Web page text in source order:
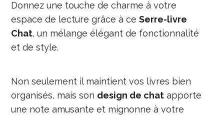
Donnez une touche de charme à votre
espace de lecture grâce à ceSerre-livre
Chat, un mélange élégant de fonctionnalité
et de style.
Non seulement il maintient vos livres bien
organisés, mais son design de chat apporte
une note amusante et mignonne à votre